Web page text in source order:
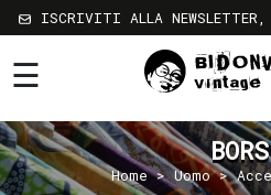
Shop
Chi
Siamo
Sostenibilità
ISCRIVITI ALLA
☰
Home>Uomo>